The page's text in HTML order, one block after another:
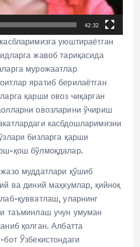
42:32
уюштираётган
жавоб тариқасида
мурожаатлар
яратиб берилаётган
қарши овоз чиқарган
овозларини ўчириш
касбдошларимизни
бизларга қарши
қош бўлмоқдалар.
муддатлари қўшиб
ва диний маҳкумлар, қийноқ
қувватлаш, уларнинг
таъминлаш учун умуман
қолган. Албатта
Ўзбекистондаги